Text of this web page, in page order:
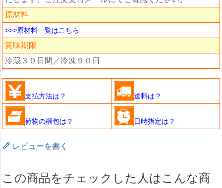
原材料
>>>原材料一覧はこちら
賞味期限
冷蔵３０日間／冷凍９０日
支払方法は？ 送料は？
荷物の梱包は？ 日時指定は？
レビューを書く
この商品をチェックした人はこんな商